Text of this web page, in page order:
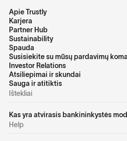
Apie Trustly
Karjera
Partner Hub
Sustainability
Spauda
Susisiekite su mūsų pardavimų
Investor Relations
Atsiliepimai ir skundai
Sauga ir atitiktis
Ištekliai
Kas yra atvirasis bankininkystės
Help